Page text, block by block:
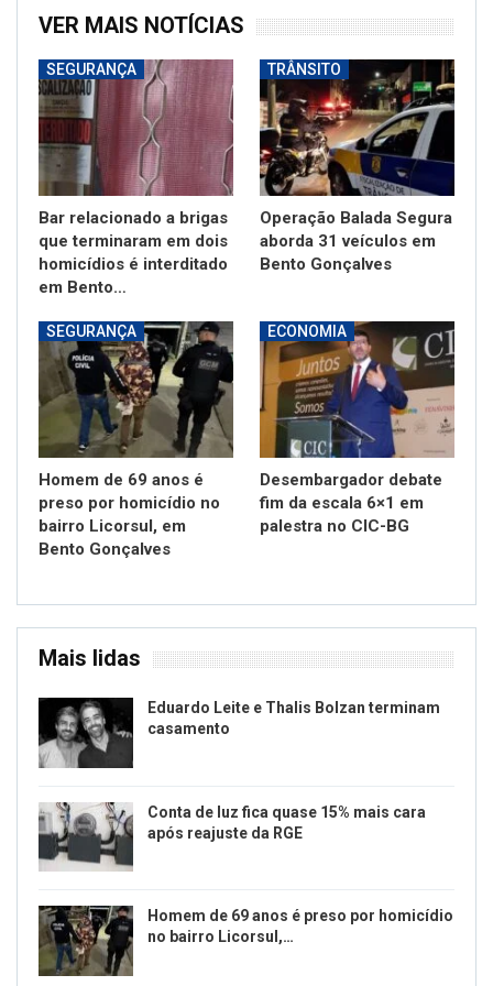
VER MAIS NOTÍCIAS
SEGURANÇA
Bar relacionado a brigas
que terminaram em dois
homicídios é interditado
em Bento…
TRÂNSITO
Operação Balada Segura
aborda 31 veículos em
Bento Gonçalves
SEGURANÇA
Homem de 69 anos é
preso por homicídio no
bairro Licorsul, em
Bento Gonçalves
ECONOMIA
Desembargador debate
fim da escala 6×1 em
palestra no CIC-BG
Mais lidas
Eduardo Leite e Thalis Bolzan terminam
casamento
Conta de luz fica quase 15% mais cara
após reajuste da RGE
Homem de 69 anos é preso por homicídio
no bairro Licorsul,…